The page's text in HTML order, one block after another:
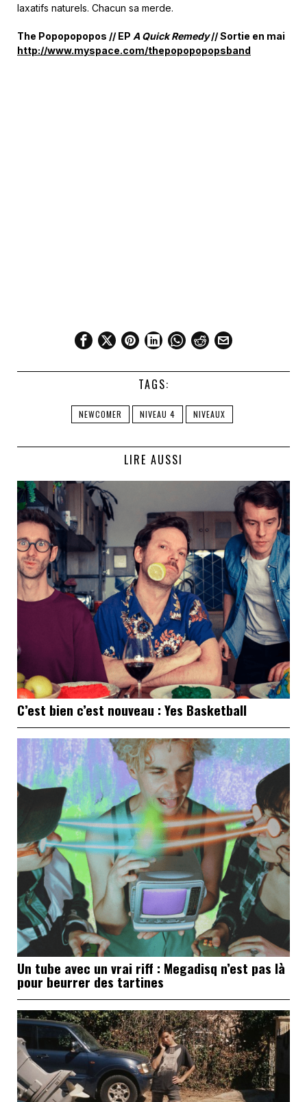
laxatifs naturels. Chacun sa merde.
The Popopopopos // EP A Quick Remedy// Sortie en mai
http://www.myspace.com/thepopopopopsband
TAGS:
NEWCOMER NIVEAU 4 NIVEAUX
LIRE AUSSI
C’est bien c’est nouveau : Yes Basketball
Un tube avec un vrai riff : Megadisq n’est pas là
pour beurrer des tartines